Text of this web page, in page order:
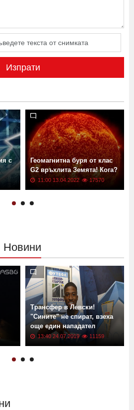
Изпрати
с
Геомагнитна буря от клас
G2 връхлита Земята! Кога?
11:00 13.04.2022 17570
Новини
Трансфер в Левски!
"Сините" не спират, взеха
още един нападател
13:40 24.07.2019 11159